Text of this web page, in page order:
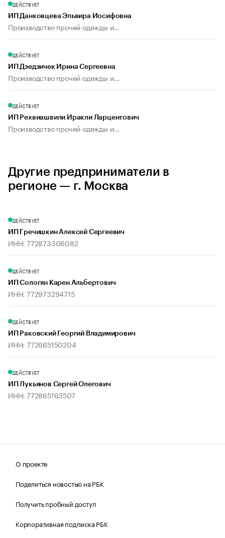
ДЕЙСТВУЕТ
ИП Данковцева Эльвира Иосифовна
Производство прочей одежды и...
ДЕЙСТВУЕТ
ИП Дзедзичек Ирина Сергеевна
Производство прочей одежды и...
ДЕЙСТВУЕТ
ИП Рехвиашвили Иракли Ларцентович
Производство прочей одежды и...
Другие предприниматели в
регионе — г. Москва
ДЕЙСТВУЕТ
ИП Гречишкин Алексей Сергеевич
ИНН: 772873306082
ДЕЙСТВУЕТ
ИП Сологян Карен Альбертович
ИНН: 772973294715
ДЕЙСТВУЕТ
ИП Раковский Георгий Владимирович
ИНН: 772665150204
ДЕЙСТВУЕТ
ИП Лукьянов Сергей Олегович
ИНН: 772865163507
О проекте
Поделиться новостью на РБК
Получить пробный доступ
Корпоративная подписка РБК